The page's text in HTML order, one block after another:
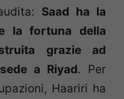
Saad ha la
la fortuna della
grazie ad
a Riyad. Per
Haariri ha